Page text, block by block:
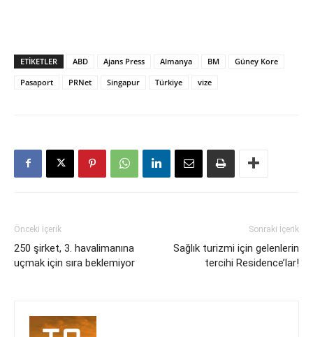
ETIKETLER ABD Ajans Press Almanya BM
Güney Kore
Pasaport
PRNet Singapur Türkiye vize
Önceki İçerik
250 şirket, 3. havalimanına
uçmak için sıra beklemiyor
Sonraki İçerik
Sağlık turizmi için gelenlerin
tercihi Residence’lar!